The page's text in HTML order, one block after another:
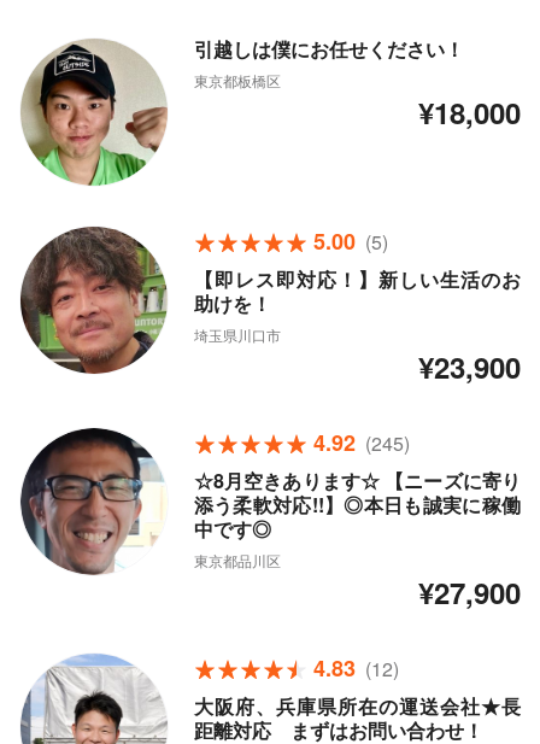
引越しは僕にお任せください！
東京都板橋区
¥18,000
5.00 (5)
【即レス即対応！】新しい生活のお
助けを！
埼玉県川口市
¥23,900
4.92 (245)
☆8月空きあります☆ 【ニーズに寄り
添う柔軟対応!!】◎本日も誠実に稼働
中です◎
東京都品川区
¥27,900
4.83 (12)
大阪府、兵庫県所在の運送会社★長
距離対応 まずはお問い合わせ！